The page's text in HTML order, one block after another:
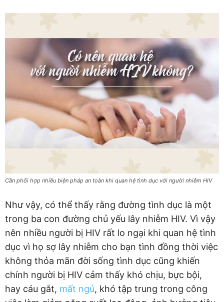
Cần phối hợp nhiều biện pháp an toàn khi quan hệ tình dục với người nhiễm HIV
Như vậy, có thể thấy rằng đường tình dục là một
trong ba con đường chủ yếu lây nhiễm HIV. Vì vậy
nên nhiều người bị HIV rất lo ngại khi quan hệ tình
dục vì họ sợ lây nhiễm cho bạn tình đồng thời việc
không thỏa mãn đời sống tình dục cũng khiến
chính người bị HIV cảm thấy khó chịu, bực bội,
hay cáu gắt, mất ngủ, khó tập trung trong công